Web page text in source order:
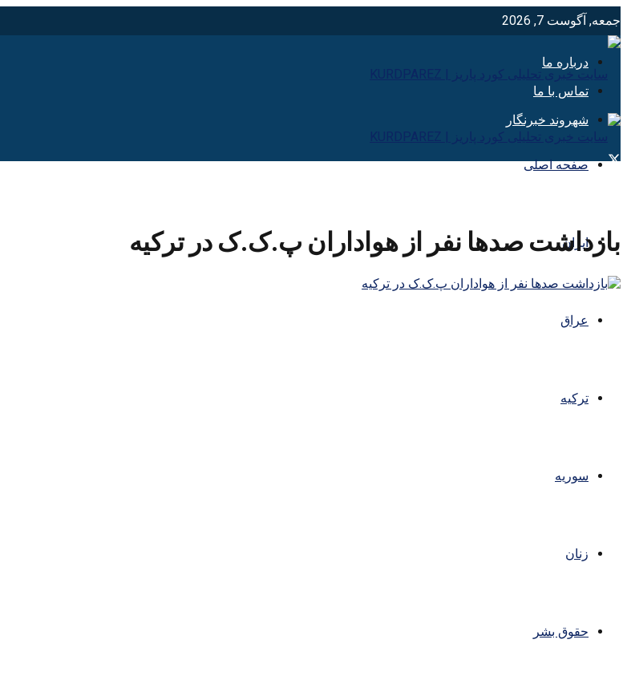
جمعه, آگوست 7, 2026
درباره ما
تماس با ما
شهروند خبرنگار
صفحه اصلی
ایران
عراق
ترکیه
سوریه
زنان
حقوق بشر
بازداشت صدها نفر از هواداران پ.ک.ک در ترکیه